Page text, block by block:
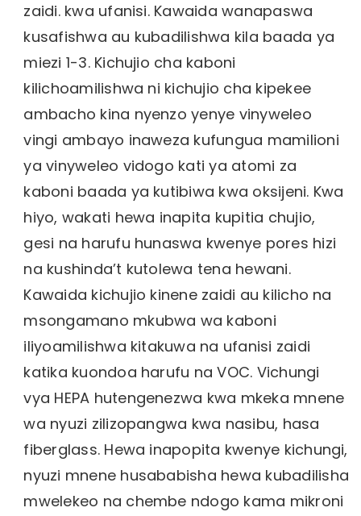
zaidi. kwa ufanisi. Kawaida wanapaswa
kusafishwa au kubadilishwa kila baada ya
miezi 1-3. Kichujio cha kaboni
kilichoamilishwa ni kichujio cha kipekee
ambacho kina nyenzo yenye vinyweleo
vingi ambayo inaweza kufungua mamilioni
ya vinyweleo vidogo kati ya atomi za
kaboni baada ya kutibiwa kwa oksijeni. Kwa
hiyo, wakati hewa inapita kupitia chujio,
gesi na harufu hunaswa kwenye pores hizi
na kushinda’t kutolewa tena hewani.
Kawaida kichujio kinene zaidi au kilicho na
msongamano mkubwa wa kaboni
iliyoamilishwa kitakuwa na ufanisi zaidi
katika kuondoa harufu na VOC. Vichungi
vya HEPA hutengenezwa kwa mkeka mnene
wa nyuzi zilizopangwa kwa nasibu, hasa
fiberglass. Hewa inapopita kwenye kichungi,
nyuzi mnene husababisha hewa kubadilisha
mwelekeo na chembe ndogo kama mikroni